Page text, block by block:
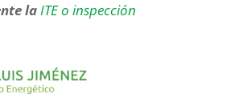
laITE o inspección